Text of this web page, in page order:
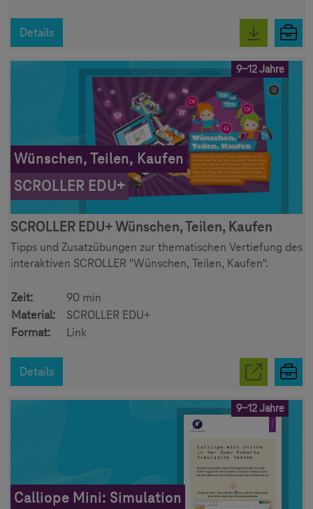
Details
9-12 Jahre
Wünschen, Teilen, Kaufen
SCROLLER EDU+
SCROLLER EDU+ Wünschen, Teilen, Kaufen
Tipps und Zusatzübungen zur thematischen Vertiefung des
interaktiven SCROLLER "Wünschen, Teilen, Kaufen".
Zeit:
90 min
Material:
SCROLLER EDU+
Format:
Link
Details
9-12 Jahre
Calliope Mini: Simulation